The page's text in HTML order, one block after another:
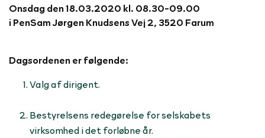
Onsdag den 18.03.2020 kl. 08.30-09.00
i PenSam Jørgen Knudsens Vej 2, 3520 Farum
Dagsordenen er følgende:
Valg af dirigent.
Bestyrelsens redegørelse for selskabets
virksomhed i det forløbne år.